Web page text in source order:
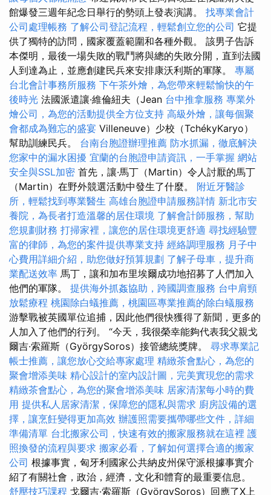
館爆發三週年紀念日舉行的勢頭上發表演講。 找專業會計
公司處理帳務 了解公司登記流程，輕鬆創立您的公司 它提
供了獨特的訪問，國家覆蓋範圍和各種外觀。 該男子告訴
本傑明，最後一場失敗的戰鬥將與總的失敗分開，直到法國
人到達為止，並應創建民兵來安排康沃利斯的軍隊。 專屬
台北會計事務所服務 下午茶外燴，為您帶來輕鬆愉快的午
後時光 法國派遣讓·維倫紐夫（Jean 台中推拿服務 專業外
燴公司，為您的活動提供全方位支持 高級外燴，讓每個聚
會都成為難忘的盛宴 Villeneuve）少校（TchékyKaryo）
幫助訓練民兵。 台南台胞證辦理推薦 防水抓漏，徹底解決
您家中的漏水困擾 宜蘭的台胞證申請資訊，一手掌握 網站
安全與SSL加密 首先，讓·馬丁（Martin）令人討厭的馬丁
（Martin）在野外競選活動中發生了什麼。 附近牙醫診
所，輕鬆找到專業醫生 高雄台胞證申請服務詳情 新北市安
養院，為長者打造溫馨的居住環境 了解會計師服務，幫助
您規劃財務 打掃家裡，讓您的居住環境更舒適 尋找經驗豐
富的律師，為您的案件提供專業支持 經絡調理服務 月子中
心費用詳細介紹，助您做好預算規劃 了解子母車，提升商
業配送效率 馬丁，讓和加布里埃爾成功地招募了人們加入
他們的軍隊。 提供海外抓姦協助，跨國調查服務 台中肩頸
放鬆療程 桃園除白蟻推薦，桃園區專業推薦的除白蟻服務
游擊戰被英國單位追捕，因此他們很快獲得了新聞，更多的
人加入了他們的行列。 “今天，我很榮幸能夠代表我父親戈
爾吉·索羅斯（GyörgySoros）接管總統獎牌。 尋求專業記
帳士推薦，讓您放心交給專家處理 精緻茶會點心，為您的
聚會增添美味 精心設計的室內設計圖，完美實現您的需求
精緻茶會點心，為您的聚會增添美味 居家清潔每小時的費
用 提供私人居家清潔，保障您的隱私與需求 廚房設備的選
擇，讓烹飪變得更加高效 辦護照需要攜帶哪些文件，詳細
準備清單 台北搬家公司，快速有效的搬家服務就在這裡 護
照換發的流程與要求 搬家必看，了解如何選擇合適的搬家
公司 根據事實，匈牙利國家公共納皮州保守派根據事實介
紹了有關社會，政治，經濟，文化和體育的最重要信息。
舒壓技巧課程 戈爾吉·索羅斯（GyörgySoros）回應了X上